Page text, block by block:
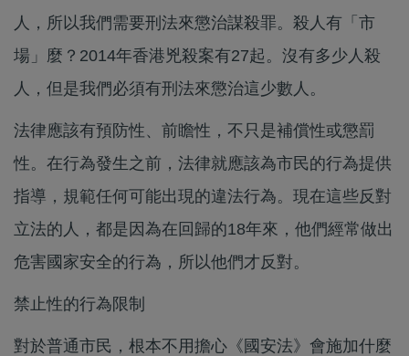
人，所以我們需要刑法來懲治謀殺罪。殺人有「市
場」麼？2014年香港兇殺案有27起。沒有多少人殺
人，但是我們必須有刑法來懲治這少數人。
法律應該有預防性、前瞻性，不只是補償性或懲罰
性。在行為發生之前，法律就應該為市民的行為提供
指導，規範任何可能出現的違法行為。現在這些反對
立法的人，都是因為在回歸的18年來，他們經常做出
危害國家安全的行為，所以他們才反對。
禁止性的行為限制
對於普通市民，根本不用擔心《國安法》會施加什麼